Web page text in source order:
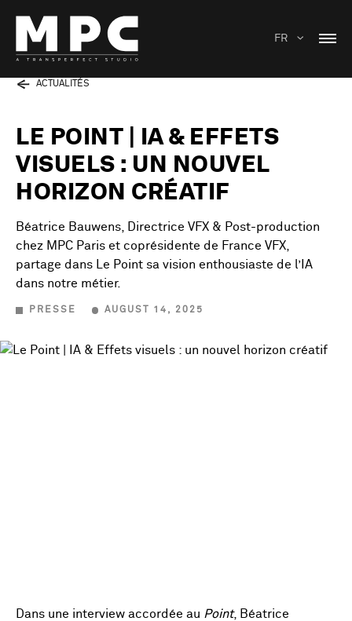
FR
ACTUALITÉS
LE POINT | IA & EFFETS
VISUELS : UN NOUVEL
HORIZON CRÉATIF
Béatrice Bauwens, Directrice VFX & Post-production
chez MPC Paris et coprésidente de France VFX,
partage dans Le Point sa vision enthousiaste de l’IA
dans notre métier.
PRESSE AUGUST 14, 2025
Dans une interview accordée au Point, Béatrice